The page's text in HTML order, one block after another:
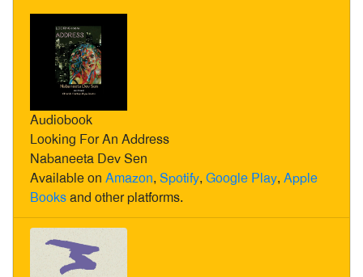
Audiobook
Looking For An Address
Nabaneeta Dev Sen
Available on Amazon, Spotify, Google Play, Apple
Booksand other platforms.